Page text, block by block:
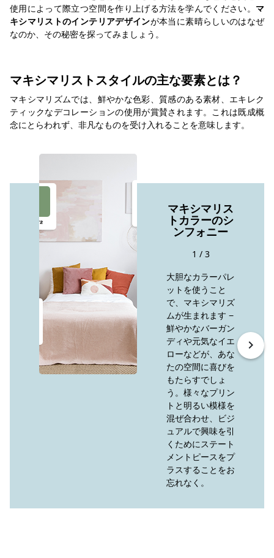
使用によって際立つ空間を作り上げる方法を学んでください。 マ
キシマリストのインテリアデザインが本当に素晴らしいのはなぜ
なのか、その秘密を探ってみましょう。
マキシマリストスタイルの主な要素とは？
マキシマリズムでは、鮮やかな色彩、質感のある素材、エキレク
ティックなデコレーションの使用が賞賛されます。これは既成概
念にとらわれず、非凡なものを受け入れることを意味します。
マキシマリス
トカラーのシ
ンフォニー
1 / 3
大胆なカラーパレ
ットを使うこと
で、マキシマリズ
ムが生まれます −
鮮やかなバーガン
ディや元気なイエ
ローなどが、あな
たの空間に喜びを
もたらすでしょ
う。様々なプリン
トと明るい模様を
混ぜ合わせ、ビジ
ュアルで興味を引
くためにステート
メントピースをプ
ラスすることをお
忘れなく。
keyboard_arrow_right